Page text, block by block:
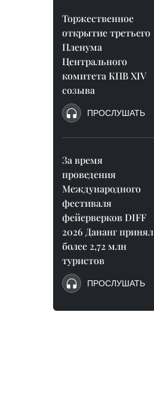
Торжественное
открытие третьего
Пленума
Центрального
комитета КПВ XIV
созыва
ПРОСЛУШАТЬ
За время
проведения
Международного
фестиваля
фейерверков DIFF
2026 Дананг принял
более 2,72 млн
туристов
ПРОСЛУШАТЬ